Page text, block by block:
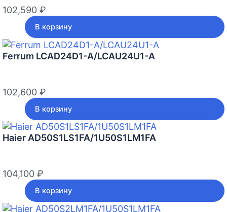
102,590 ₽
В корзину
Ferrum LCAD24D1-A/LCAU24U1-A
102,600 ₽
В корзину
Haier AD50S1LS1FA/1U50S1LM1FA
104,100 ₽
В корзину